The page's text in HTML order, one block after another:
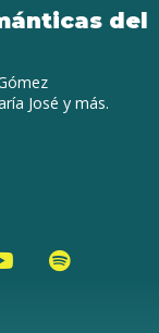
del
José y más.